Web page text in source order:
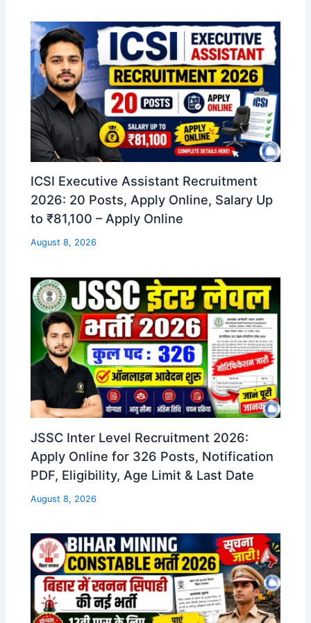
ICSI Executive Assistant Recruitment
2026: 20 Posts, Apply Online, Salary Up
to ₹81,100 – Apply Online
August 8, 2026
JSSC Inter Level Recruitment 2026:
Apply Online for 326 Posts, Notification
PDF, Eligibility, Age Limit & Last Date
August 8, 2026